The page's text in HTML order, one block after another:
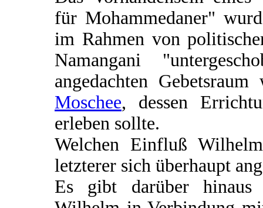
für Mohammedaner"
im Rahmen von
Namangani
angedachten
Moschee, dessen
erleben sollte.
Welchen Einfluß
letzterer sich überhaupt
Es gibt darüber hinaus